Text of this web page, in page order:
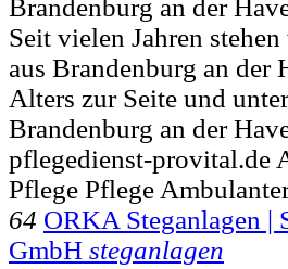
Brandenburg an der
Seit vielen Jahren
aus Brandenburg an
Alters zur Seite und
Brandenburg an der
pflegedienst-provital.de
Pflege Pflege
64 ORKA Steganlagen |
GmbH steganlagen